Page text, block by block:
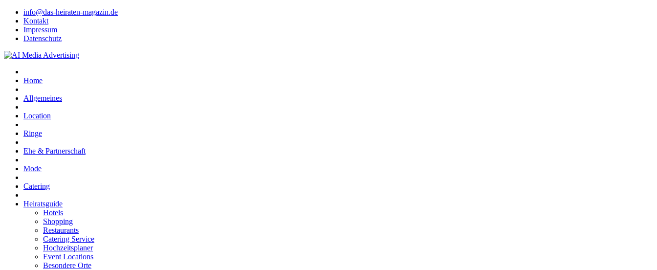
info@das-heiraten-magazin.de
Kontakt
Impressum
Datenschutz
Home
Allgemeines
Location
Ringe
Ehe & Partnerschaft
Mode
Catering
Heiratsguide
Hotels
Shopping
Restaurants
Catering Service
Hochzeitsplaner
Event Locations
Besondere Orte